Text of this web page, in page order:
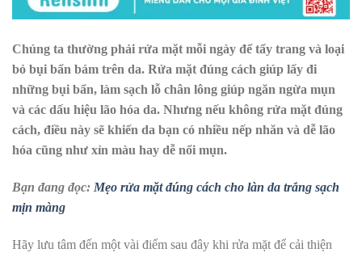
Chúng ta thường phải rửa mặt mỗi ngày để tẩy trang và loại
bỏ bụi bẩn bám trên da. Rửa mặt đúng cách giúp lấy đi
những bụi bẩn, làm sạch lỗ chân lông giúp ngăn ngừa mụn
và các dấu hiệu lão hóa da. Nhưng nếu không rửa mặt đúng
cách, điều này sẽ khiến da bạn có nhiều nếp nhăn và dễ lão
hóa cũng như xỉn màu hay dễ nổi mụn.
Bạn đang đọc: Mẹo rửa mặt đúng cách cho làn da trắng sạch
mịn màng
Hãy lưu tâm đến một vài điểm sau đây khi rửa mặt để cải thiện